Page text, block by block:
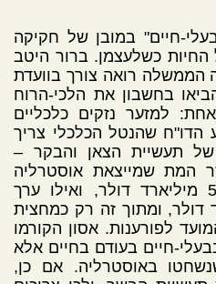
חיים" במובן של חקיקה
החיות כשלעצמן. ברור היטב
הממשלה רואה צורך בוועדת
בחשבון את הלכי-הרוח
למזער נזקים כלכליים
שהנטל הכלכלי צריך
של תעשיית הצאן והבקר –
המת שמייצאת אוסטרליה
(לפי נתוני שנת 2002) הוא 5 מיליארד דולר, ואילו ערך
דולר, ומתוך זה רק כמחצית
לפורענות. אסון הקורמו
חיים בעודם בחיים אלא
באוסטרליה. אם כן,